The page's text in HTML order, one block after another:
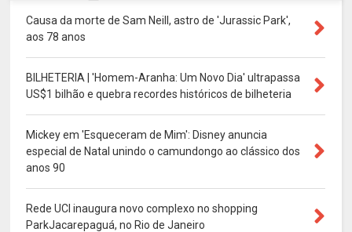
Causa da morte de Sam Neill, astro de 'Jurassic Park',
aos 78 anos
BILHETERIA | 'Homem-Aranha: Um Novo Dia' ultrapassa
US$1 bilhão e quebra recordes históricos de bilheteria
Mickey em 'Esqueceram de Mim': Disney anuncia
especial de Natal unindo o camundongo ao clássico dos
anos 90
Rede UCI inaugura novo complexo no shopping
ParkJacarepaguá, no Rio de Janeiro